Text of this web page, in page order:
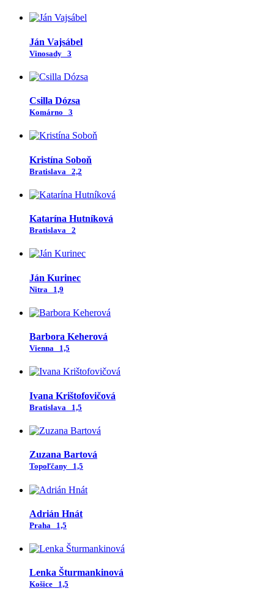
Ján Vajsábel
Vinosady 3
Csilla Dózsa
Komárno 3
Kristína Soboň
Bratislava 2,2
Katarína Hutníková
Bratislava 2
Ján Kurinec
Nitra 1,9
Barbora Keherová
Vienna 1,5
Ivana Krištofovičová
Bratislava 1,5
Zuzana Bartová
Topoľčany 1,5
Adrián Hnát
Praha 1,5
Lenka Šturmankinová
Košice 1,5